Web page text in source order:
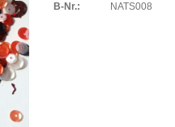
B-Nr.: NATS008